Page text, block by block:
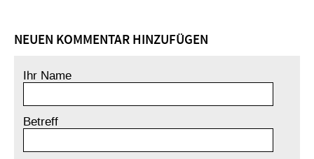
NEUEN KOMMENTAR HINZUFÜGEN
Ihr Name
Betreff